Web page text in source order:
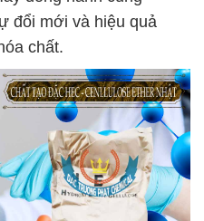
đổi mới và hiệu quả
chất.